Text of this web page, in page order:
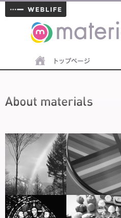
materials